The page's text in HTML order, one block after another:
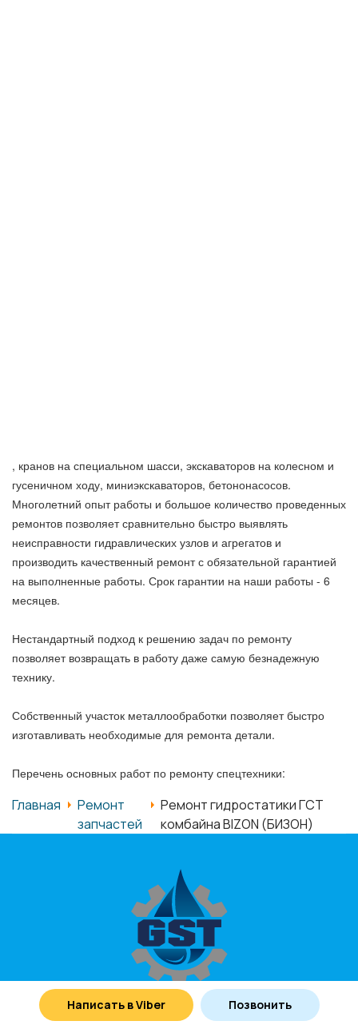
Написать в Viber Позвонить
, кранов на специальном шасси, экскаваторов на колесном и
гусеничном ходу, миниэкскаваторов, бетононасосов.
Многолетний опыт работы и большое количество проведенных
ремонтов позволяет сравнительно быстро выявлять
неисправности гидравлических узлов и агрегатов и
производить качественный ремонт с обязательной гарантией
на выполненные работы. Срок гарантии на наши работы - 6
месяцев.
Нестандартный подход к решению задач по ремонту
позволяет возвращать в работу даже самую безнадежную
технику.
Собственный участок металлообработки позволяет быстро
изготавливать необходимые для ремонта детали.
Перечень основных работ по ремонту спецтехники:
Главная
Ремонт
запчастей
Ремонт гидростатики ГСТ
комбайна BIZON (БИЗОН)